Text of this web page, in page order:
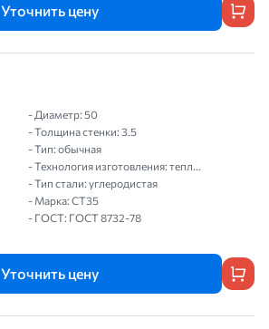
Уточнить цену
- Диаметр: 50
- Толщина стенки: 3.5
- Тип: обычная
- Технология изготовления: тепл...
- Тип стали: углеродистая
- Марка: СТ35
- ГОСТ: ГОСТ 8732-78
Уточнить цену